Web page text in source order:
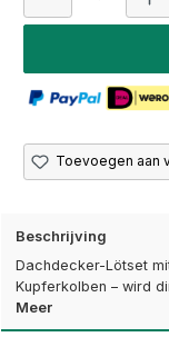
Toevoegen aan
Beschrijving
Dachdecker-Lötset
Kupferkolben – wird
Meer